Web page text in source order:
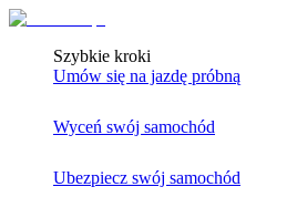
Szybkie kroki
Umów się na jazdę próbną
Wyceń swój samochód
Ubezpiecz swój samochód